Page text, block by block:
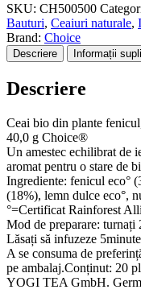
SKU: CH500500
Bauturi, Ceaiuri naturale,
Brand: Choice
Descriere Informații
Descriere
Ceai bio din plante
40,0 g Choice®
Un amestec echilibrat de
aromat pentru o stare de
Ingrediente: fenicul eco°
(18%), lemn dulce eco°,
°=Certificat Rainforest
Mod de preparare: turnați
Lăsați să infuzeze
A se consuma de
pe ambalaj.Conținut: 20
YOGI TEA GmbH.